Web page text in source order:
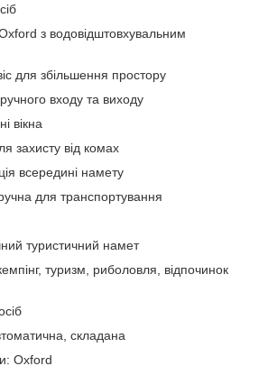
з водовідштовхувальним
для збільшення простору
входу та виходу
вікна
захисту від комах
всередині намету
для транспортування
туристичний намет
туризм, риболовля, відпочинок
складана
Oxford